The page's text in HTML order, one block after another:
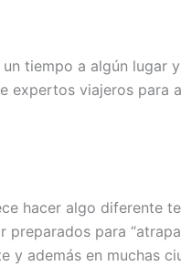
tiempo a algún lugar
expertos viajeros para
hacer algo diferente
para
y además en muchas